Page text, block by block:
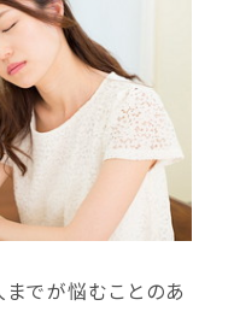
でが悩むことのあ